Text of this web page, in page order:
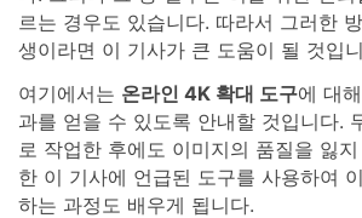
르는 경우도 있습니다. 따라서 그러한
생이라면 이 기사가 큰 도움이 될 것입
여기에서는 온라인 4K 확대 도구에 대
과를 얻을 수 있도록 안내할 것입니다.
로 작업한 후에도 이미지의 품질을 잃
한 이 기사에 언급된 도구를 사용하여
하는 과정도 배우게 됩니다.